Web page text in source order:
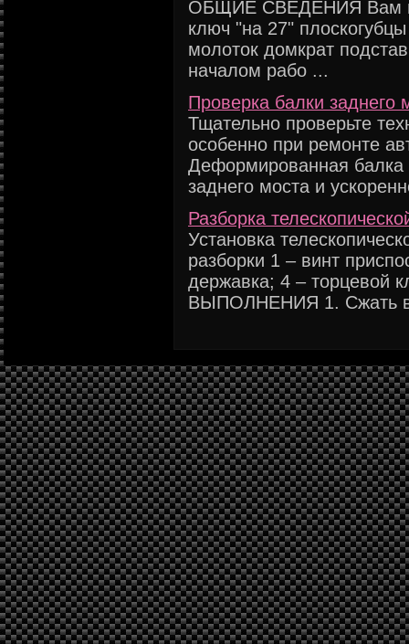
ОБЩИЕ СВЕДЕНИЯ Вам
ключ "на 27"
молоток домкрат
началом рабо ...
Проверка балки заднего
Тщательно проверьте
особенно при ремонте
Деформированная балка
заднего моста и
Разборка
Установка
разборки 1 – винт
державка; 4 – торцевой
ВЫПОЛНЕНИЯ 1. Сжать